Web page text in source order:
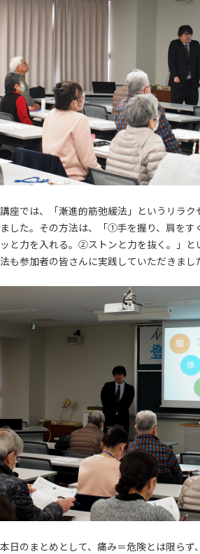
講座では、「漸進的筋弛緩法」というリラ
ました。その方法は、「①手を握り、肩をす
ッと力を入れる。②ストンと力を抜く。」と
法も参加者の皆さんに実践していただきまし
本日のまとめとして、痛み＝危険とは限らず